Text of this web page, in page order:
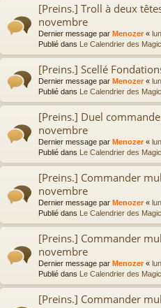
[Preins.] Troll à deux
novembre
Dernier message par Menozer«
Publié dans Le Calendrier des
[Preins.] Scellé
Dernier message par Menozer«
Publié dans Le Calendrier des
[Preins.] Duel
novembre
Dernier message par Menozer«
Publié dans Le Calendrier des
[Preins.] Commander
novembre
Dernier message par Menozer«
Publié dans Le Calendrier des
[Preins.] Commander
novembre
Dernier message par Menozer«
Publié dans Le Calendrier des
[Preins.] Commander